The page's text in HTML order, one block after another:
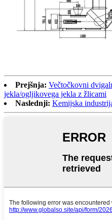
Prejšnja: Večtočkovni
jekla/ogljikovega jekla z žlicami
Naslednji: Kemijska